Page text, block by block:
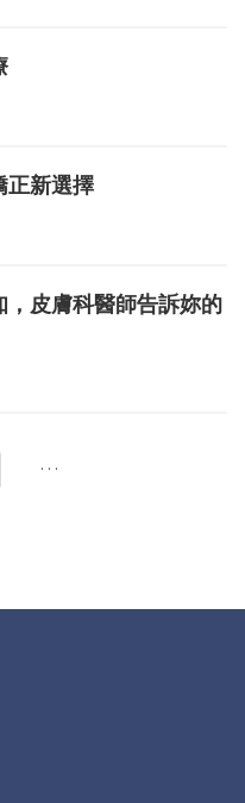
正新選擇
皮膚科醫師告訴妳的
. . .